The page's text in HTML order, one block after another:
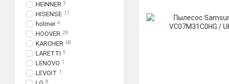
HEINNER 3
HISENSE 17
holmer 4
HOOVER 28
KARCHER 68
LARETTI 5
LENOVO 1
LEVOIT 1
8